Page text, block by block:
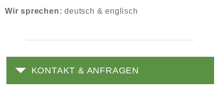
Wir sprechen: deutsch & englisch
KONTAKT & ANFRAGEN